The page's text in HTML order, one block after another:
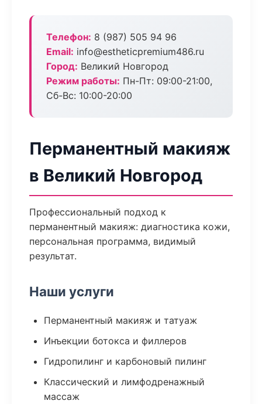
Телефон: 8 (987) 505 94 96
Email: info@estheticpremium486.ru
Город: Великий Новгород
Режим работы: Пн-Пт: 09:00-21:00,
Сб-Вс: 10:00-20:00
Перманентный макияж
в Великий Новгород
Профессиональный подход к
перманентный макияж: диагностика кожи,
персональная программа, видимый
результат.
Наши услуги
Перманентный макияж и татуаж
Инъекции ботокса и филлеров
Гидропилинг и карбоновый пилинг
Классический и лимфодренажный
массаж